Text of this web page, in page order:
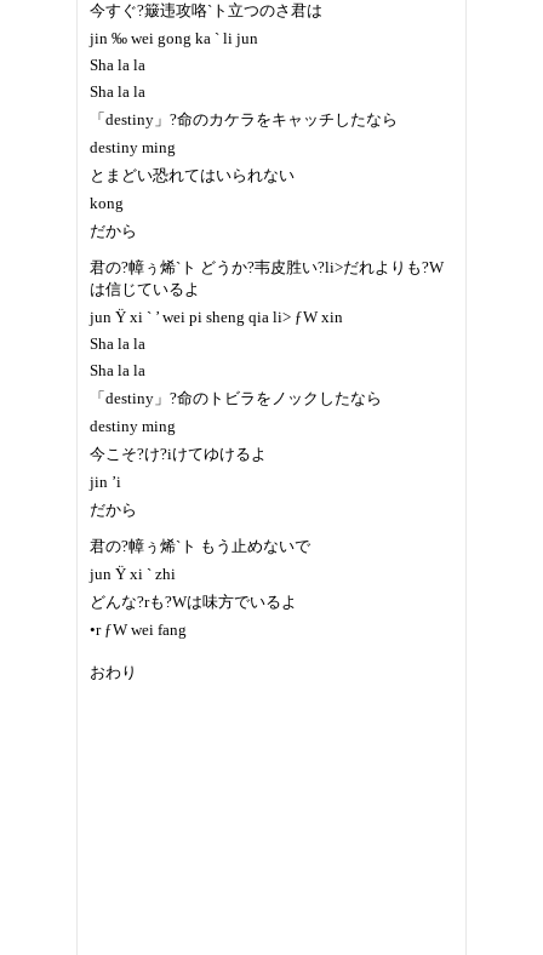
今すぐ?簸违攻咯`ト立つのさ君は
jin ‰ wei gong ka ` li jun
Sha la la
Sha la la
「destiny」?命のカケラをキャッチしたなら
destiny ming
とまどい恐れてはいられない
kong
だから
君の?幛ぅ烯`ト どうか?韦皮胜い?li>だれよりも?W
は信じているよ
jun Ÿ xi ` ’ wei pi sheng qia li> ƒW xin
Sha la la
Sha la la
「destiny」?命のトビラをノックしたなら
destiny ming
今こそ?け?iけてゆけるよ
jin ’i
だから
君の?幛ぅ烯`ト もう止めないで
jun Ÿ xi ` zhi
どんな?rも?Wは味方でいるよ
•r ƒW wei fang
おわり